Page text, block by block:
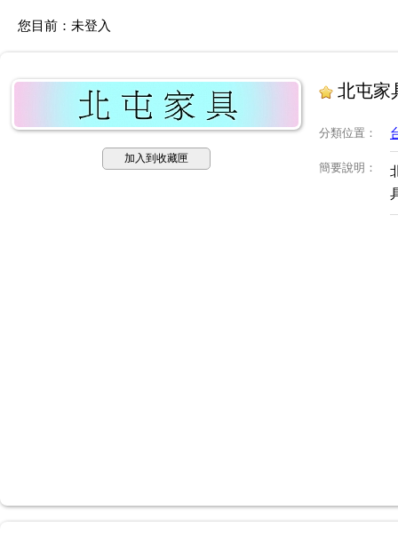
您目前： 未登入
加入到收藏匣
北屯家
分類位置 ：
簡要說明 ：